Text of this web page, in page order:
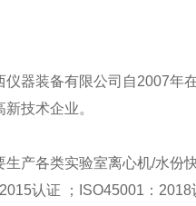
器装备有限公司自2007年
技术企业。
产各类实验室离心机/水份
2015认证 ； ISO45001 ： 2018